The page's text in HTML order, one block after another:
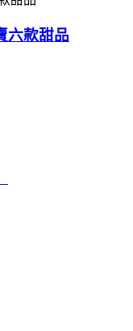
六款甜品